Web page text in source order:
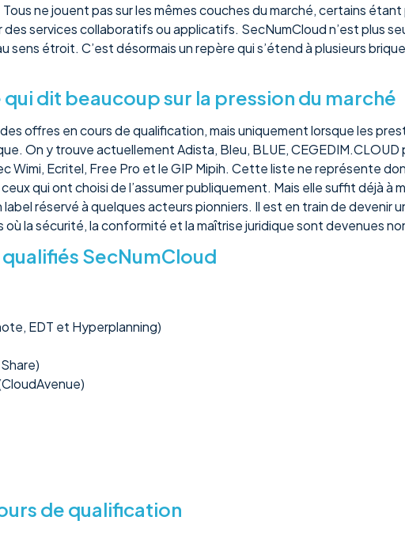
ne jouent pas sur les mêmes couches du marché, certains
des services collaboratifs ou applicatifs. SecNumCloud n’est plus
sens étroit. C’est désormais un repère qui s’étend à plusieurs
dit beaucoup sur la pression du marché
des offres en cours de qualification, mais uniquement lorsque les
On y trouve actuellement Adista, Bleu, BLUE, CEGEDIM.CLOUD
Wimi, Ecritel, Free Pro et le GIP Mipih. Cette liste ne représente
qui ont choisi de l’assumer publiquement. Mais elle suffit déjà à
label réservé à quelques acteurs pionniers. Il est en train de devenir
où la sécurité, la conformité et la maîtrise juridique sont devenues
SecNumCloud
EDT et Hyperplanning)
de qualification